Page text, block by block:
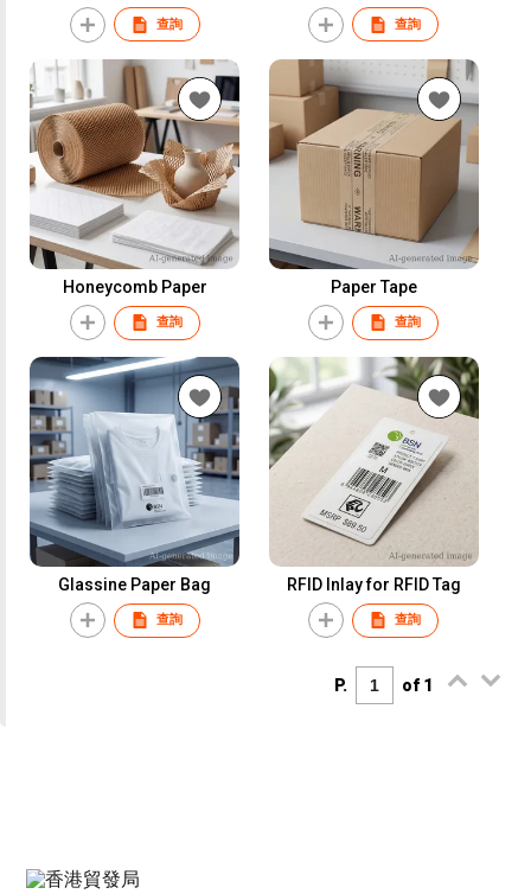
查詢 查詢
Honeycomb Paper
查詢
Paper Tape
查詢
Glassine Paper Bag
查詢
RFID Inlay for RFID Tag
查詢
P. of 1